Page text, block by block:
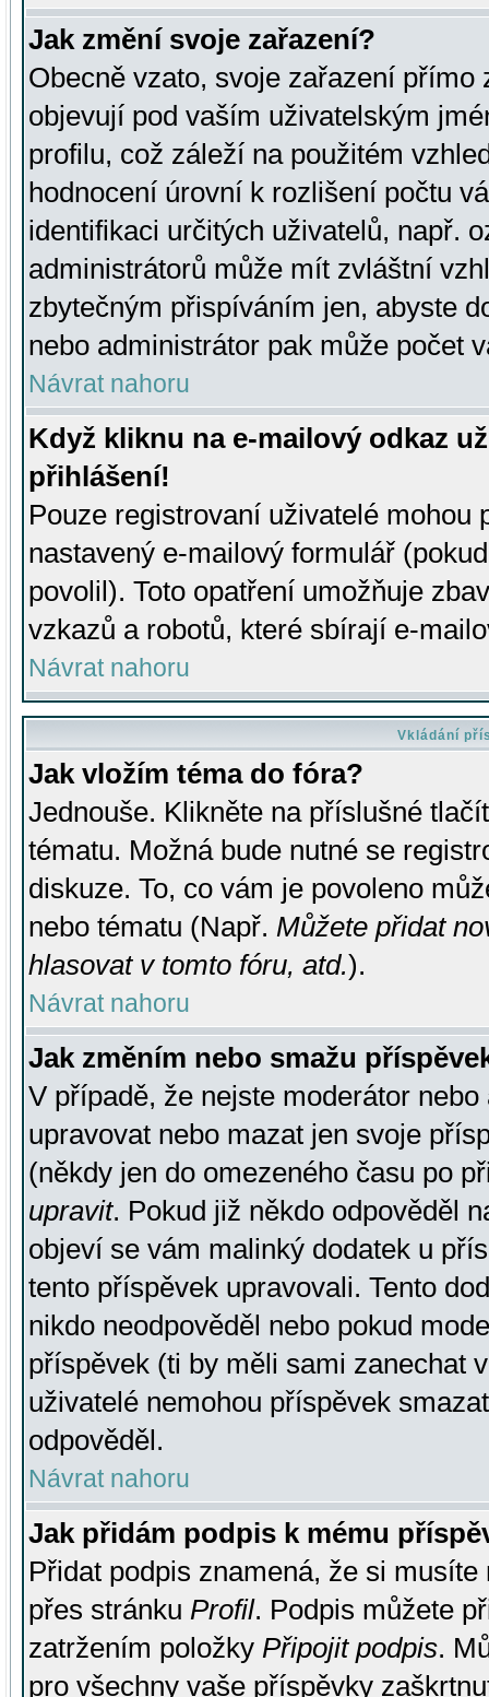
Jak změní svoje zařazení?
Obecně vzato, svoje zařazení přímo
objevují pod vaším uživatelským
profilu, což záleží na použitém
hodnocení úrovní k rozlišení počtu
identifikaci určitých uživatelů, např.
administrátorů může mít zvláštní
zbytečným přispíváním jen, abyste
nebo administrátor pak může počet
Návrat nahoru
Když kliknu na e-mailový odkaz
přihlášení!
Pouze registrovaní uživatelé mohou
nastavený e-mailový formulář
povolil). Toto opatření umožňuje
vzkazů a robotů, které sbírají e-
Návrat nahoru
Vkládání
Jak vložím téma do fóra?
Jednouše. Klikněte na příslušné
tématu. Možná bude nutné se
diskuze. To, co vám je povoleno
nebo tématu (Např. Můžete přidat
hlasovat v tomto fóru, atd.).
Návrat nahoru
Jak změním nebo smažu
V případě, že nejste moderátor
upravovat nebo mazat jen svoje
(někdy jen do omezeného času po
upravit. Pokud již někdo odpověděl
objeví se vám malinký dodatek u
tento příspěvek upravovali. Tento
nikdo neodpověděl nebo pokud
příspěvek (ti by měli sami zanechat
uživatelé nemohou příspěvek
odpověděl.
Návrat nahoru
Jak přidám podpis k mému
Přidat podpis znamená, že si
přes stránku Profil. Podpis můžete
zatržením položky Připojit podpis.
pro všechny vaše příspěvky